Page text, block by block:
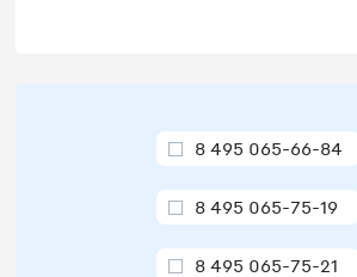
8 495 065-66-84
8 495 065-75-19
8 495 065-75-21